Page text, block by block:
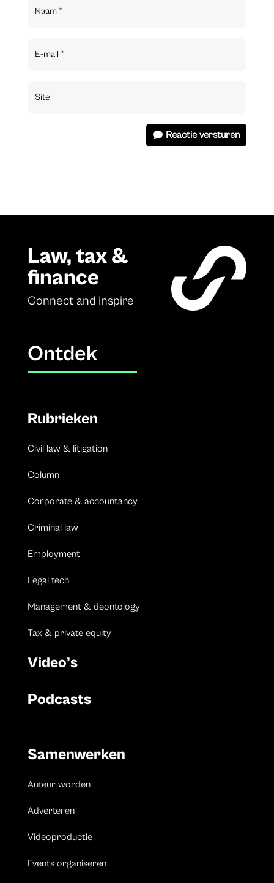
Reactie versturen
Law, tax &
finance
Connect and inspire
Ontdek
Rubrieken
Civil law & litigation
Column
Corporate & accountancy
Criminal law
Employment
Legal tech
Management & deontology
Tax & private equity
Video’s
Podcasts
Samenwerken
Auteur worden
Adverteren
Videoproductie
Events organiseren